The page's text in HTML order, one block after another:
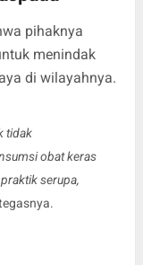
pihaknya
menindak
di wilayahnya.
tidak
obat keras
serupa,